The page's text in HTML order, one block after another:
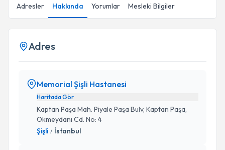
Adresler Hakkında Yorumlar Mesleki Bilgiler
Adres
Memorial Şişli Hastanesi
Haritada Gör
Kaptan Paşa Mah. Piyale Paşa Bulv, Kaptan Paşa,
Okmeydanı Cd. No: 4
Şişli / İstanbul